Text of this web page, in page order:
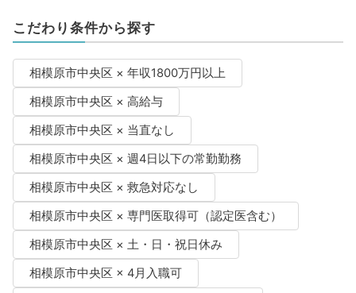
こだわり条件から探す
相模原市中央区 × 年収1800万円以上
相模原市中央区 × 高給与
相模原市中央区 × 当直なし
相模原市中央区 × 週4日以下の常勤勤務
相模原市中央区 × 救急対応なし
相模原市中央区 × 専門医取得可（認定医含む）
相模原市中央区 × 土・日・祝日休み
相模原市中央区 × 4月入職可